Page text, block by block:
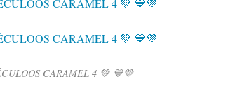
CARAMEL 4 💚 💙💜